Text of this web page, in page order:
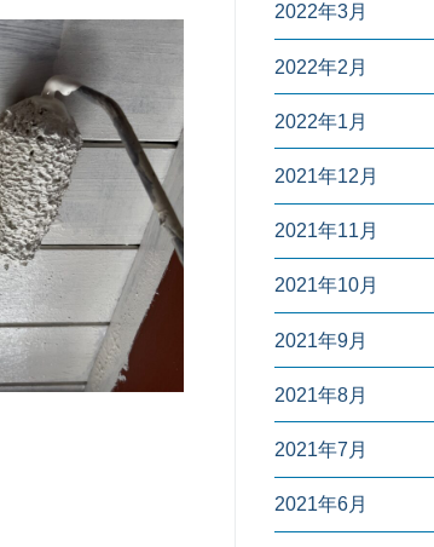
2022年3月
2022年2月
2022年1月
2021年12月
2021年11月
2021年10月
2021年9月
2021年8月
2021年7月
2021年6月